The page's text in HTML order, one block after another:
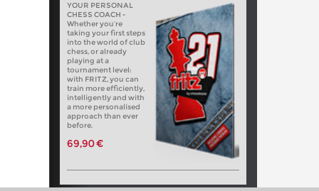
YOUR PERSONAL
CHESS COACH -
Whether you’re
taking your first steps
into the world of club
chess, or already
playing at a
tournament level:
with FRITZ, you can
train more efficiently,
intelligently and with
a more personalised
approach than ever
before.
69,90 €